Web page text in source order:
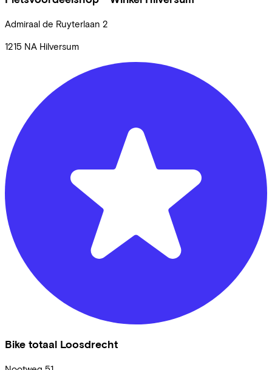
Admiraal de Ruyterlaan 2
1215 NA Hilversum
Bike totaal Loosdrecht